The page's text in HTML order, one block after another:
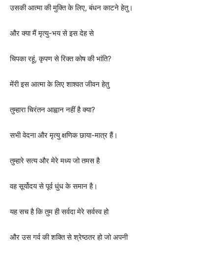
उसकी आत्मा की मुक्ति के लिए, बंधन काटने हेतु।
और क्या मैं मृत्यु-भय से इस देह से
चिपका रहूं, कृपण से रिक्त कोष की भांति?
मेंरी इस आत्मा के लिए शाश्वत जीवन हेतु
तुम्हारा चिरंतन आह्वान नहीं है क्या?
सभी वेदना और मृत्यु क्षणिक छाया-मात्र हैं।
तुम्हारे सत्य और मेरे मध्य जो तमस है
वह सूर्योदय से पूर्व धुंध के समान है।
यह सच है कि तुम ही सर्वदा मेरे सर्वस्व हो
और उस गर्व की शक्ति से श्रेष्ठतर हो जो अपनी